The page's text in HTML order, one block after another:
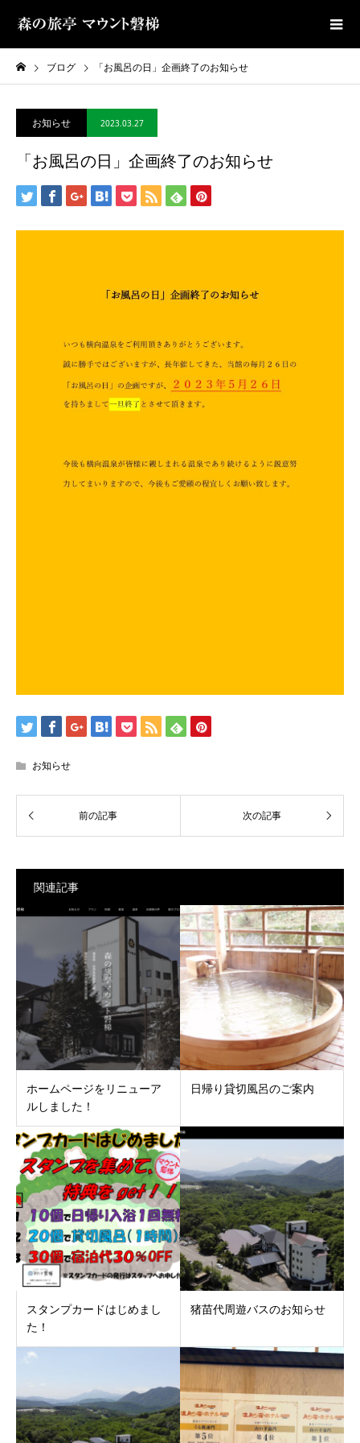
ブログ 「お風呂の日」企画終了のお知らせ
お知らせ 2023.03.27
「お風呂の日」企画終了のお知らせ
お知らせ
関連記事
ホームページをリニューア
ルしました！
日帰り貸切風呂のご案内
スタンプカードはじめまし
た！
猪苗代周遊バスのお知らせ